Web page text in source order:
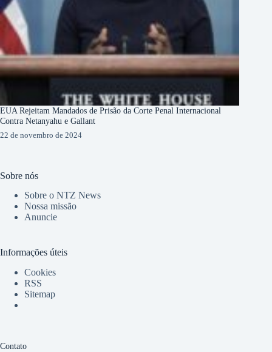
EUA Rejeitam Mandados de Prisão da Corte Penal Internacional
Contra Netanyahu e Gallant
22 de novembro de 2024
Sobre nós
Sobre o NTZ News
Nossa missão
Anuncie
Informações úteis
Cookies
RSS
Sitemap
Contato